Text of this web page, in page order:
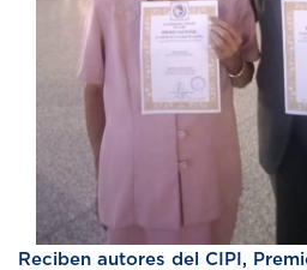
Reciben autores del CIPI,